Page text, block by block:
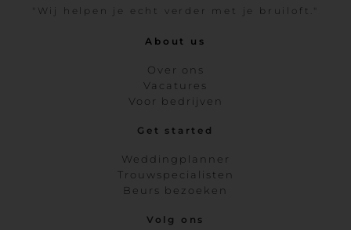
"Wij helpen je echt verder met je bruiloft."
About us
Over ons
Vacatures
Voor bedrijven
Get started
Weddingplanner
Trouwspecialisten
Beurs bezoeken
Volg ons